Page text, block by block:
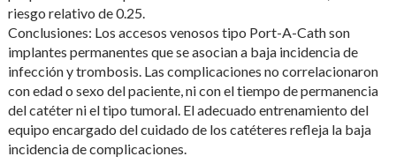
riesgo relativo de 0.25.
Conclusiones: Los accesos venosos tipo Port-A-Cath son
implantes permanentes que se asocian a baja incidencia de
infección y trombosis. Las complicaciones no correlacionaron
con edad o sexo del paciente, ni con el tiempo de permanencia
del catéter ni el tipo tumoral. El adecuado entrenamiento del
equipo encargado del cuidado de los catéteres refleja la baja
incidencia de complicaciones.